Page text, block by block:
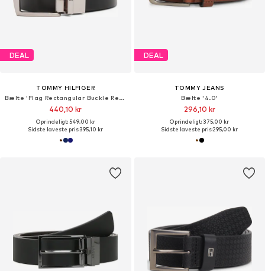
DEAL
TOMMY HILFIGER
Bælte 'Flag Rectangular Buckle Reversible'
440,10 kr
Oprindeligt: 549,00 kr
Sidste laveste pris:395,10 kr
DEAL
TOMMY JEANS
Bælte '4.0'
296,10 kr
Oprindeligt: 375,00 kr
Sidste laveste pris:295,00 kr